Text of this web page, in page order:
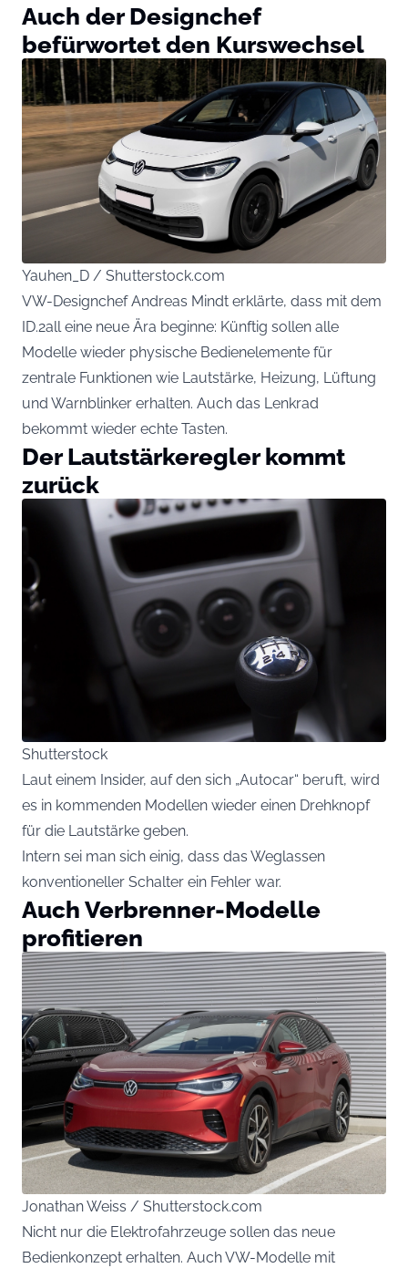
Auch der Designchef
befürwortet den Kurswechsel
Yauhen_D / Shutterstock.com
VW-Designchef Andreas Mindt erklärte, dass mit dem
ID.2all eine neue Ära beginne: Künftig sollen alle
Modelle wieder physische Bedienelemente für
zentrale Funktionen wie Lautstärke, Heizung, Lüftung
und Warnblinker erhalten. Auch das Lenkrad
bekommt wieder echte Tasten.
Der Lautstärkeregler kommt
zurück
Shutterstock
Laut einem Insider, auf den sich „Autocar“ beruft, wird
es in kommenden Modellen wieder einen Drehknopf
für die Lautstärke geben.
Intern sei man sich einig, dass das Weglassen
konventioneller Schalter ein Fehler war.
Auch Verbrenner-Modelle
profitieren
Jonathan Weiss / Shutterstock.com
Nicht nur die Elektrofahrzeuge sollen das neue
Bedienkonzept erhalten. Auch VW-Modelle mit